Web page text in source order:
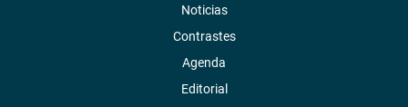
Noticias
Contrastes
Agenda
Editorial